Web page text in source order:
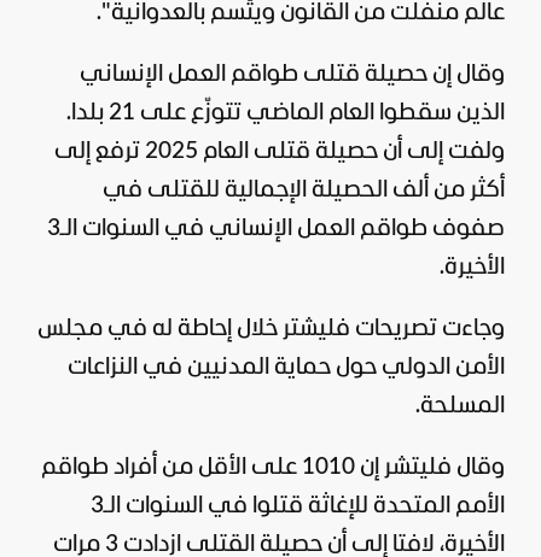
عالم منفلت من القانون ويتّسم بالعدوانية".
وقال إن حصيلة قتلى طواقم العمل الإنساني
الذين سقطوا العام الماضي تتوزّع على 21 بلدا.
ولفت إلى أن حصيلة قتلى العام 2025 ترفع إلى
أكثر من ألف الحصيلة الإجمالية للقتلى في
صفوف طواقم العمل الإنساني في السنوات الـ3
الأخيرة.
وجاءت تصريحات فليشتر خلال إحاطة له في مجلس
الأمن الدولي حول حماية المدنيين في النزاعات
المسلحة.
وقال فليتشر إن 1010 على الأقل من أفراد طواقم
الأمم المتحدة للإغاثة قتلوا في السنوات الـ3
الأخيرة، لافتا إلى أن حصيلة القتلى ازدادت 3 مرات